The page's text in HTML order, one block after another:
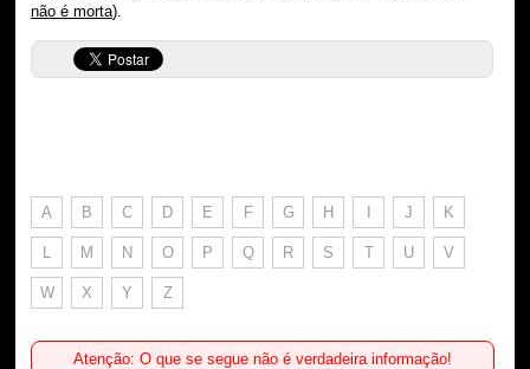
não é morta).
A B C D E F G H I J K
L M N O P Q R S T U V
W X Y Z
Atenção: O que se segue não é verdadeira informação!